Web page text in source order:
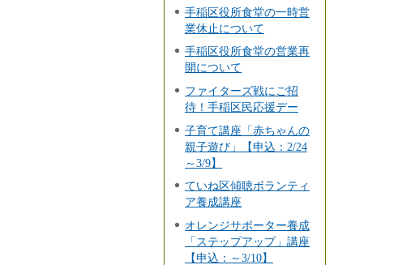
手稲区役所食堂の一時営
業休止について
手稲区役所食堂の営業再
開について
ファイターズ戦にご招
待！手稲区民応援デー
子育て講座「赤ちゃんの
親子遊び」【申込：2/24
～3/9】
ていね区傾聴ボランティ
ア養成講座
オレンジサポーター養成
「ステップアップ」講座
【申込：～3/10】